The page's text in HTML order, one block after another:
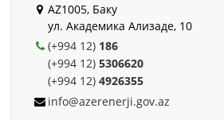
AZ1005, Баку
ул. Академика Ализаде, 10
(+994 12) 186
(+994 12) 5306620
(+994 12) 4926355
info@azerenerji.gov.az